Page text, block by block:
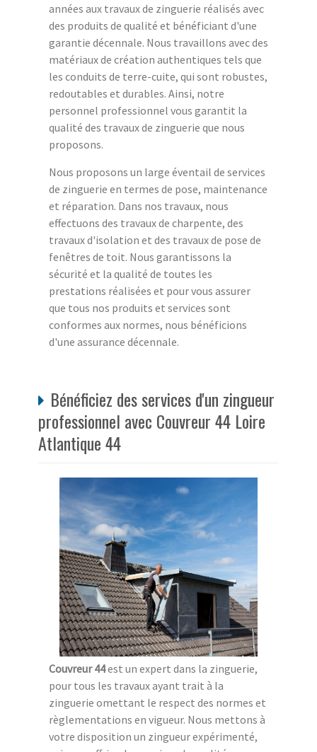
années aux travaux de zinguerie réalisés avec
des produits de qualité et bénéficiant d'une
garantie décennale. Nous travaillons avec des
matériaux de création authentiques tels que
les conduits de terre-cuite, qui sont robustes,
redoutables et durables. Ainsi, notre
personnel professionnel vous garantit la
qualité des travaux de zinguerie que nous
proposons.
Nous proposons un large éventail de services
de zinguerie en termes de pose, maintenance
et réparation. Dans nos travaux, nous
effectuons des travaux de charpente, des
travaux d'isolation et des travaux de pose de
fenêtres de toit. Nous garantissons la
sécurité et la qualité de toutes les
prestations réalisées et pour vous assurer
que tous nos produits et services sont
conformes aux normes, nous bénéficions
d'une assurance décennale.
Bénéficiez des services d'un zingueur
professionnel avec Couvreur 44 Loire
Atlantique 44
Couvreur 44est un expert dans la zinguerie,
pour tous les travaux ayant trait à la
zinguerie omettant le respect des normes et
règlementations en vigueur. Nous mettons à
votre disposition un zingueur expérimenté,